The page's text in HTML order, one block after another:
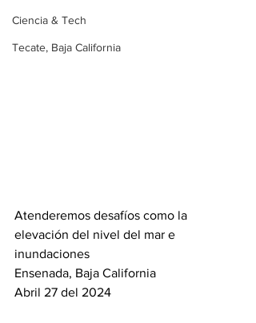
Ciencia & Tech
Tecate, Baja California
Atenderemos desafíos como la
elevación del nivel del mar e
inundaciones
Ensenada, Baja California
Abril 27 del 2024